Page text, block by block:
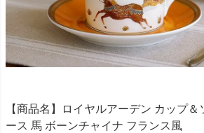
【商品名】ロイヤルアーデン カップ
ース 馬 ボーンチャイナ フランス風